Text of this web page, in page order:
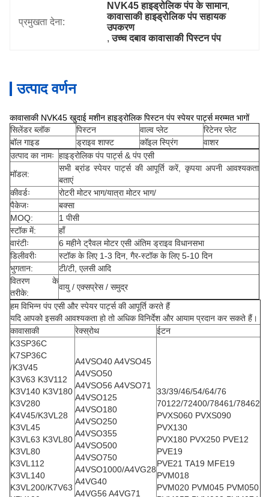
प्रमुखता देना:
NVK45 हाइड्रोलिक पंप के सामान,
कावासाकी हाइड्रोलिक पंप सहायक
उपकरण
, उच्च दबाव कावासाकी पिस्टन पंप
उत्पाद वर्णन
कावासाकी NVK45 खुदाई मशीन हाइड्रोलिक पिस्टन पंप स्पेयर पार्ट्स मरम्मत भागों
सिलेंडर ब्लॉक
पिस्टन वाल्व प्लेट
रिटेनर प्लेट
बॉल गाइड
ड्राइव शाफ्ट कॉइल स्प्रिंग
वाशर
उत्पाद का नामः हाइड्रोलिक पंप पार्ट्स & पंप एसी
मॉडल:
सभी ब्रांड स्पेयर पार्ट्स की आपूर्ति करें, कृपया अपनी आवश्यकता
बताएं
कीवर्डः
रोटरी मोटर भाग/यात्रा मोटर भाग/
पैकेजः
बक्सा
MOQ:
1 पीसी
स्टॉक में:
हाँ
वारंटीः
6 महीने ट्रैवल मोटर एसी अंतिम ड्राइव विधानसभा
डिलीवरीः
स्टॉक के लिए 1-3 दिन, गैर-स्टॉक के लिए 5-10 दिन
भुगतान:
टी/टी, एलसी आदि
वितरण के
तरीके:
वायु / एक्सप्रेस / समुद्र
हम विभिन्न पंप एसी और स्पेयर पार्ट्स की आपूर्ति करते हैं
यदि आपको इसकी आवश्यकता हो तो अधिक विनिर्देश और आयाम प्रदान कर सकते हैं।
कावासाकी
रेक्स्रोथ
ईटन
K3SP36C
K7SP36C
/K3V45
K3V63 K3V112
K3V140 K3V180
K3V280
K4V45/K3VL28
K3VL45
K3VL63 K3VL80
K3VL80
K3VL112
K3VL140
K3VL200/K7V63
A4VSO40 A4VSO45
A4VSO50
A4VSO56 A4VSO71
A4VSO125
A4VSO180
A4VSO250
A4VSO355
A4VSO500
A4VSO750
A4VSO1000/A4VG28
A4VG40
A4VG56 A4VG71
33/39/46/54/64/76
70122/72400/78461/78462
PVXS060 PVXS090
PVX130
PVX180 PVX250 PVE12
PVE19
PVE21 TA19 MFE19
PVM018
PVM020 PVM045 PVM050